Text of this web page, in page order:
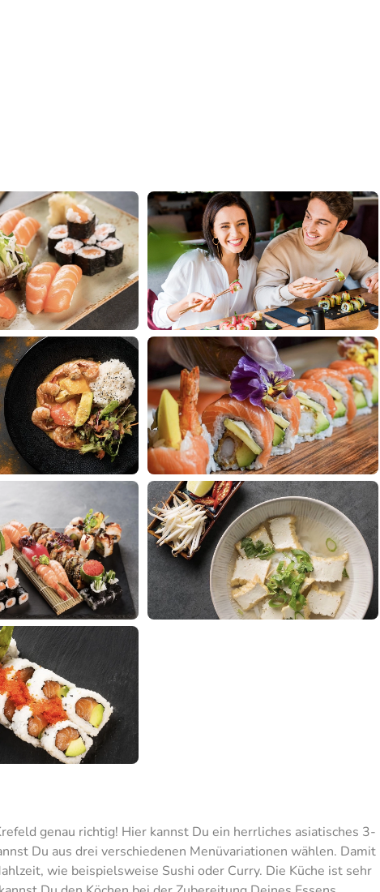
genau richtig! Hier kannst Du ein herrliches asiatisches 3-
Du aus drei verschiedenen Menüvariationen wählen. Damit
wie beispielsweise Sushi oder Curry. Die Küche ist sehr